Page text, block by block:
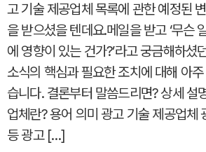
고 기술 제공업체 목록에 관한 예정된
을 받으셨을 텐데요.메일을 받고 ‘무슨
에 영향이 있는 건가?’라고 궁금해하셨
소식의 핵심과 필요한 조치에 대해 아
습니다. 결론부터 말씀드리면? 상세 설
업체란? 용어 의미 광고 기술 제공업체
등 광고 […]